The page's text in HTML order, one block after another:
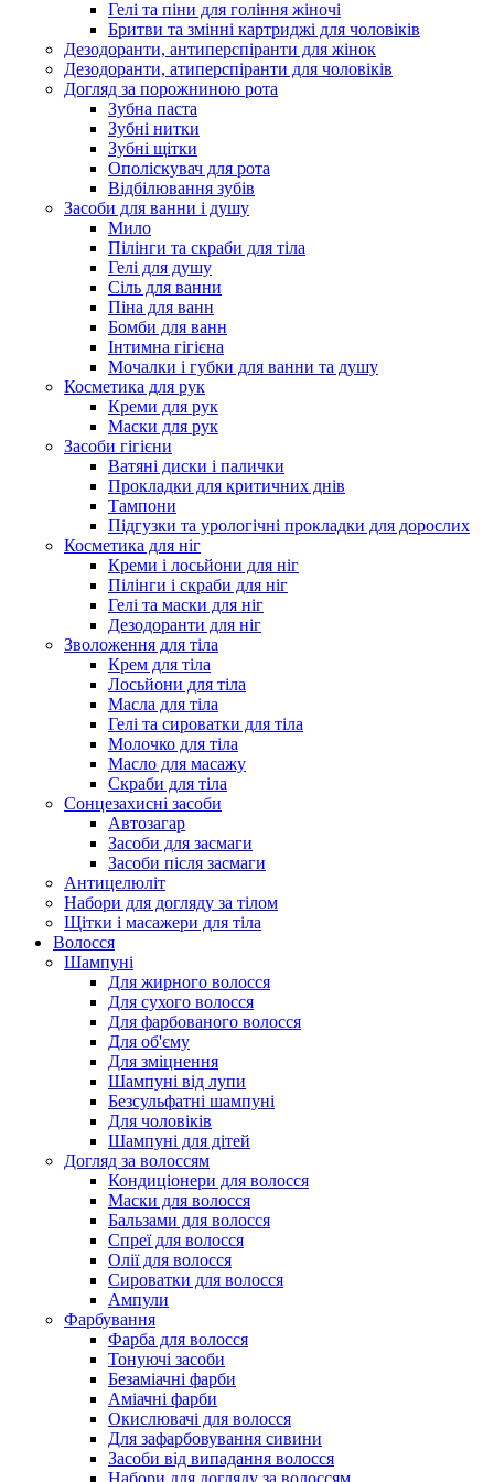
Гелі та піни для гоління жіночі
Бритви та змінні картриджі для чоловіків
Дезодоранти, антиперспіранти для жінок
Дезодоранти, атиперспіранти для чоловіків
Догляд за порожниною рота
Зубна паста
Зубні нитки
Зубні щітки
Ополіскувач для рота
Відбілювання зубів
Засоби для ванни і душу
Мило
Пілінги та скраби для тіла
Гелі для душу
Сіль для ванни
Піна для ванн
Бомби для ванн
Інтимна гігієна
Мочалки і губки для ванни та душу
Косметика для рук
Креми для рук
Маски для рук
Засоби гігієни
Ватяні диски і палички
Прокладки для критичних днів
Тампони
Підгузки та урологічні прокладки для дорослих
Косметика для ніг
Креми і лосьйони для ніг
Пілінги і скраби для ніг
Гелі та маски для ніг
Дезодоранти для ніг
Зволоження для тіла
Крем для тіла
Лосьйони для тіла
Масла для тіла
Гелі та сироватки для тіла
Молочко для тіла
Масло для масажу
Скраби для тіла
Сонцезахисні засоби
Автозагар
Засоби для засмаги
Засоби після засмаги
Антицелюліт
Набори для догляду за тілом
Щітки і масажери для тіла
Волосся
Шампуні
Для жирного волосся
Для сухого волосся
Для фарбованого волосся
Для об'єму
Для зміцнення
Шампуні від лупи
Безсульфатні шампуні
Для чоловіків
Шампуні для дітей
Догляд за волоссям
Кондиціонери для волосся
Маски для волосся
Бальзами для волосся
Спреї для волосся
Олії для волосся
Сироватки для волосся
Ампули
Фарбування
Фарба для волосся
Тонуючі засоби
Безаміачні фарби
Аміачні фарби
Окислювачі для волосся
Для зафарбовування сивини
Засоби від випадання волосся
Набори для догляду за волоссям